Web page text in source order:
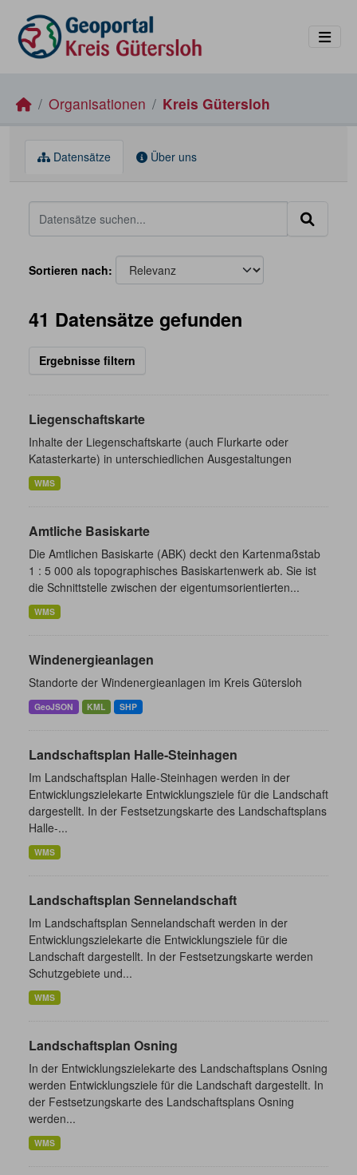
Organisationen Kreis Gütersloh
Datensätze Über uns
Sortieren nach
41 Datensätze gefunden
Ergebnisse filtern
Liegenschaftskarte
Inhalte der Liegenschaftskarte (auch Flurkarte oder
Katasterkarte) in unterschiedlichen Ausgestaltungen
WMS
Amtliche Basiskarte
Die Amtlichen Basiskarte (ABK) deckt den Kartenmaßstab
1 : 5 000 als topographisches Basiskartenwerk ab. Sie ist
die Schnittstelle zwischen der eigentumsorientierten...
WMS
Windenergieanlagen
Standorte der Windenergieanlagen im Kreis Gütersloh
GeoJSON KML SHP
Landschaftsplan Halle-Steinhagen
Im Landschaftsplan Halle-Steinhagen werden in der
Entwicklungszielekarte Entwicklungsziele für die Landschaft
dargestellt. In der Festsetzungskarte des Landschaftsplans
Halle-...
WMS
Landschaftsplan Sennelandschaft
Im Landschaftsplan Sennelandschaft werden in der
Entwicklungszielekarte die Entwicklungsziele für die
Landschaft dargestellt. In der Festsetzungskarte werden
Schutzgebiete und...
WMS
Landschaftsplan Osning
In der Entwicklungszielekarte des Landschaftsplans Osning
werden Entwicklungsziele für die Landschaft dargestellt. In
der Festsetzungskarte des Landschaftsplans Osning
werden...
WMS